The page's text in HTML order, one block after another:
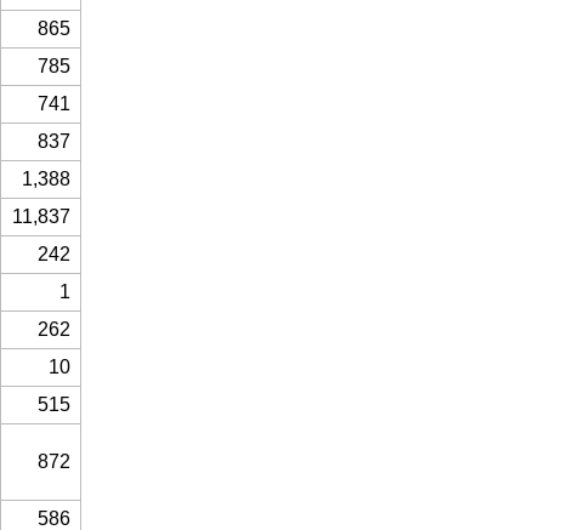
865
785
741
837
1,388
11,837
242
1
262
10
515
872
586